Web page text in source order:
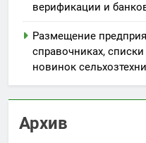
верификации и
Размещение
справочниках,
новинок
Архив